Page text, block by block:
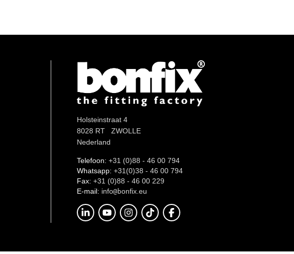
Holsteinstraat 4
8028 RT ZWOLLE
Nederland
Telefoon: +31 (0)88 - 46 00 794
Whatsapp: +31(0)38 - 46 00 794
Fax: +31 (0)88 - 46 00 229
E-mail: info@bonfix.eu